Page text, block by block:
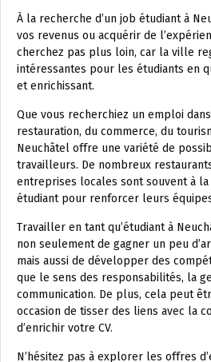
À la recherche d’un job étudiant à
vos revenus ou acquérir de
cherchez pas plus loin, car la ville
intéressantes pour les étudiants en
et enrichissant.
Que vous recherchiez un emploi
restauration, du commerce, du
Neuchâtel offre une variété de
travailleurs. De nombreux
entreprises locales sont souvent à
étudiant pour renforcer leurs
Travailler en tant qu’étudiant à
non seulement de gagner un peu
mais aussi de développer des
que le sens des responsabilités, la
communication. De plus, cela peut
occasion de tisser des liens avec la
d’enrichir votre CV.
N’hésitez pas à explorer les offres